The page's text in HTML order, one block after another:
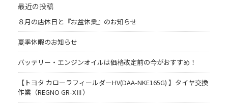
最近の投稿
８月の店休日と『お盆休業』のお知らせ
夏季休暇のお知らせ
バッテリー・エンジンオイルは価格改定前の今がおすすめ！
【トヨタ カローラフィールダーHV(DAA-NKE165G) 】タイヤ交換
作業（REGNO GR-XⅢ）